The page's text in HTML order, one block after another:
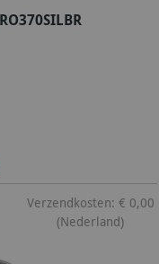
Verzendkosten: € 0,00
(Nederland)